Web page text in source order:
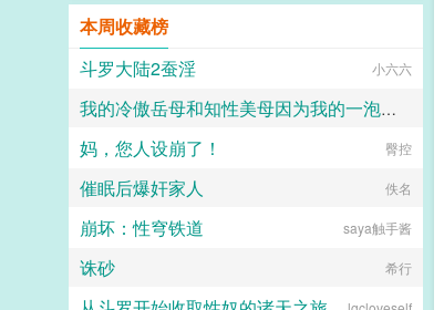
本周收藏榜
斗罗大陆2蚕淫
小六六
我的冷傲岳母和知性美母因为我的一泡精液成为了熟女便器 (无绿版)
hanshengjiang
妈，您人设崩了！ 臀控
催眠后爆奸家人 佚名
崩坏：性穹铁道 saya触手酱
诛砂 希行